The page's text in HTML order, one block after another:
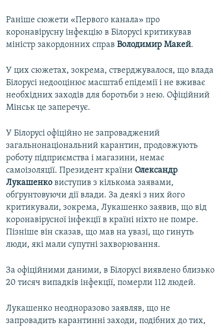
Раніше сюжети «Первого канала» про
коронавірусну інфекцію в Білорусі критикував
міністр закордонних справ Володимир Макей.
У цих сюжетах, зокрема, стверджувалося, що влада
Білорусі недооцінює масштаб епідемії і не вживає
необхідних заходів для боротьби з нею. Офіційний
Мінськ це заперечує.
У Білорусі офіційно не запроваджений
загальнонаціональний карантин, продовжують
роботу підприємства і магазини, немає
самоізоляції. Президент країни Олександр
Лукашенко виступив з кількома заявами,
обґрунтовуючи дії влади. За деякі з них його
критикували, зокрема, Лукашенко заявив, що від
коронавірусної інфекції в країні ніхто не помре.
Пізніше він сказав, що мав на увазі, що гинуть
люди, які мали супутні захворювання.
За офіційними даними, в Білорусі виявлено близько
20 тисяч випадків інфекції, померли 112 людей.
Лукашенко неодноразово заявляв, що не
запровадить карантинні заходи, подібних до тих,